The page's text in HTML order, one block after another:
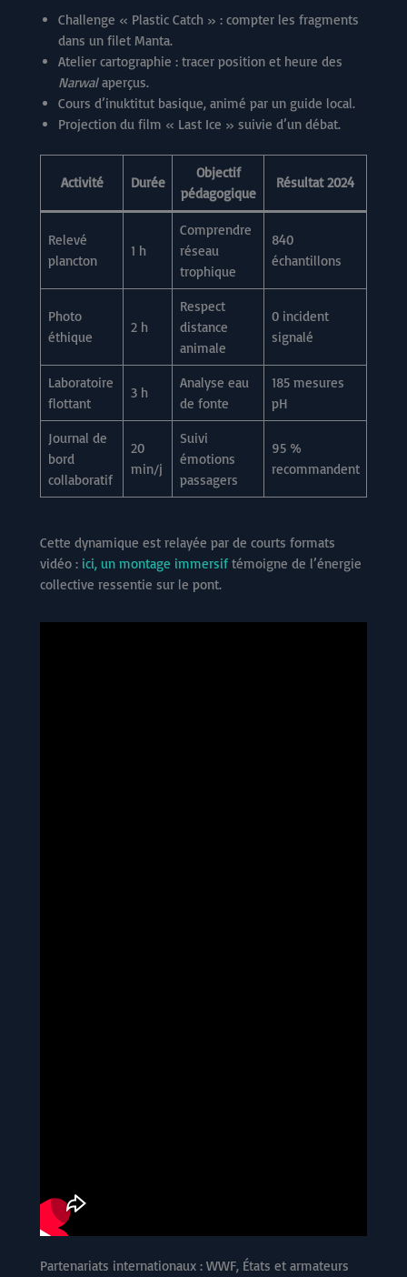
Challenge « Plastic Catch » : compter les fragments
dans un filet Manta.
Atelier cartographie : tracer position et heure des
Narwalaperçus.
Cours d’inuktitut basique, animé par un guide local.
Projection du film « Last Ice » suivie d’un débat.
Activité Durée
Objectif
pédagogique
Résultat 2024
Relevé
plancton
1 h
Comprendre
réseau
trophique
840
échantillons
Photo
éthique
2 h
Respect
distance
animale
0 incident
signalé
Laboratoire
flottant
3 h
Analyse eau
de fonte
185 mesures
pH
Journal de
bord
collaboratif
20
min/j
Suivi
émotions
passagers
95 %
recommandent
Cette dynamique est relayée par de courts formats
vidéo : ici, un montage immersif témoigne de l’énergie
collective ressentie sur le pont.
Partenariats internationaux : WWF, États et armateurs